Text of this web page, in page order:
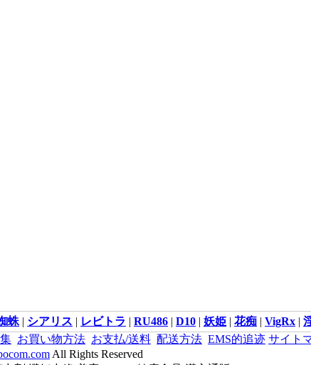
蛛 | シアリス | レビトラ | RU486 | D10 | 妖姫 | 花痴 | VigRx |
お買い物方法 お支払/送料 配送方法 EMS的追迹 サイト
All Rights Reserved